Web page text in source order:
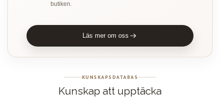
butiken.
Läs mer om oss
KUNSKAPSDATABAS
Kunskap att upptäcka